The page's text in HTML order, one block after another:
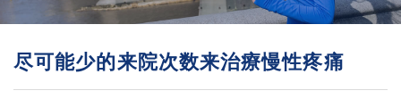
尽可能少的来院次数来治療慢性疼痛